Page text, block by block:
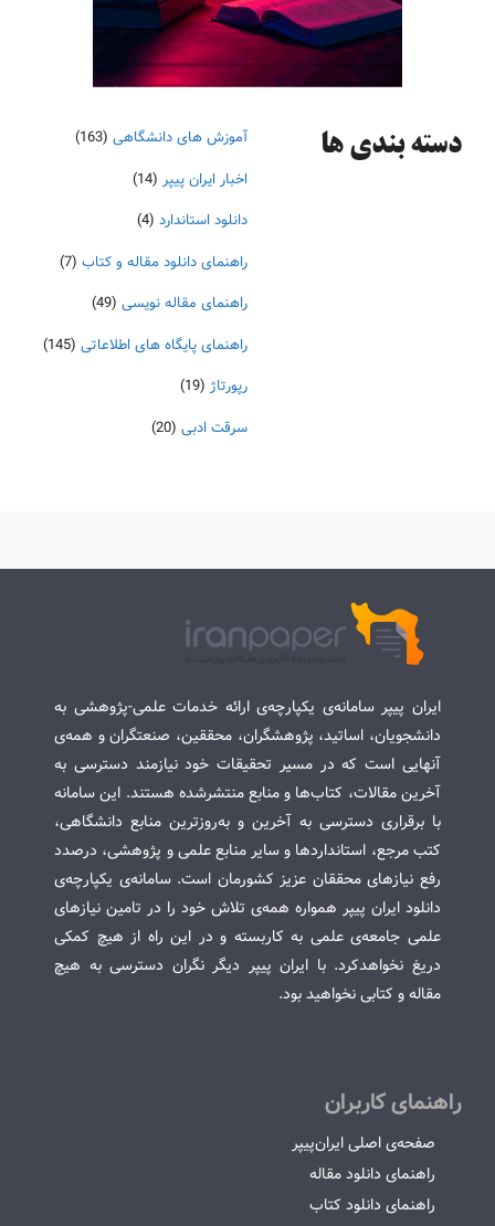
دسته‌ بندی ها آموزش های دانشگاهی (163)
اخبار ایران پیپر (14)
دانلود استاندارد (4)
راهنمای دانلود مقاله و کتاب (7)
راهنمای مقاله نویسی (49)
راهنمای پایگاه های اطلاعاتی (145)
رپورتاژ (19)
سرقت ادبی (20)
ایران پیپر سامانه‌ی یکپارچه‌ی ارائه خدمات علمی-پژوهشی به
دانشجویان، اساتید، پژوهشگران، محققین، صنعتگران و همه‌ی
آنهایی است که در مسیر تحقیقات خود نیازمند دسترسی به
آخرین مقالات، کتاب‌ها و منابع منتشرشده هستند. این سامانه
با برقراری دسترسی به آخرین و به‌روزترین منابع دانشگاهی،
کتب مرجع، استانداردها و سایر منابع علمی و پژوهشی، درصدد
رفع نیازهای محققان عزیز کشورمان است. سامانه‌ی یکپارچه‌ی
دانلود ایران پیپر همواره همه‌ی تلاش خود را در تامین نیازهای
علمی جامعه‌ی علمی به کاربسته و در این راه از هیچ کمکی
دریغ نخواهدکرد. با ایران پیپر دیگر نگران دسترسی به هیچ
مقاله و کتابی نخواهید بود.
راهنمای کاربران
صفحه‌ی اصلی ایران‌پیپر
راهنمای دانلود مقاله
راهنمای دانلود کتاب